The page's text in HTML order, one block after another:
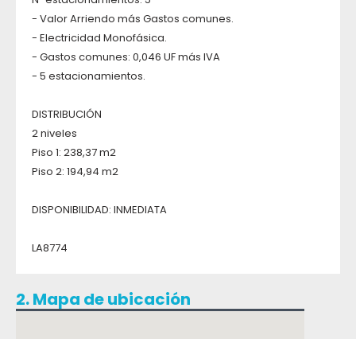
- Valor Arriendo más Gastos comunes.
- Electricidad Monofásica.
- Gastos comunes: 0,046 UF más IVA
- 5 estacionamientos.
DISTRIBUCIÓN
2 niveles
Piso 1: 238,37 m2
Piso 2: 194,94 m2
DISPONIBILIDAD: INMEDIATA
LA8774
2. Mapa de ubicación